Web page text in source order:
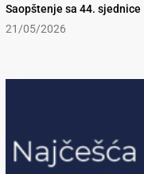
Saopštenje sa 44. sjednice
21/05/2026